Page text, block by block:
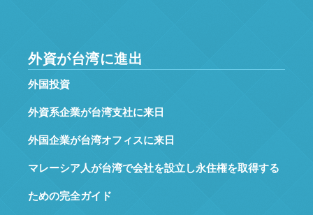
外資が台湾に進出
外国投資
外資系企業が台湾支社に来日
外国企業が台湾オフィスに来日
マレーシア人が台湾で会社を設立し永住権を取得する
ための完全ガイド